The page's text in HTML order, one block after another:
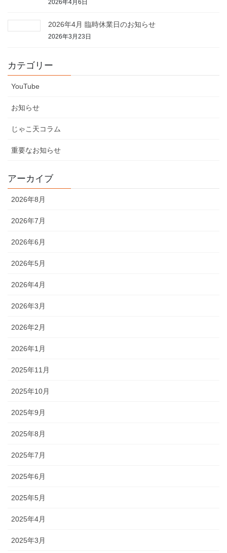
2026年4月6日
2026年4月 臨時休業日のお知らせ
2026年3月23日
カテゴリー
YouTube
お知らせ
じゃこ天コラム
重要なお知らせ
アーカイブ
2026年8月
2026年7月
2026年6月
2026年5月
2026年4月
2026年3月
2026年2月
2026年1月
2025年11月
2025年10月
2025年9月
2025年8月
2025年7月
2025年6月
2025年5月
2025年4月
2025年3月